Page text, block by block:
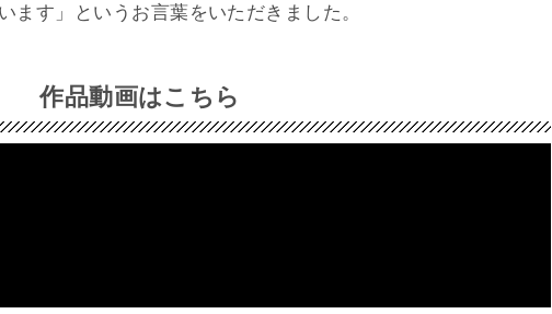
ます」というお言葉をいただきました。
作品動画はこちら